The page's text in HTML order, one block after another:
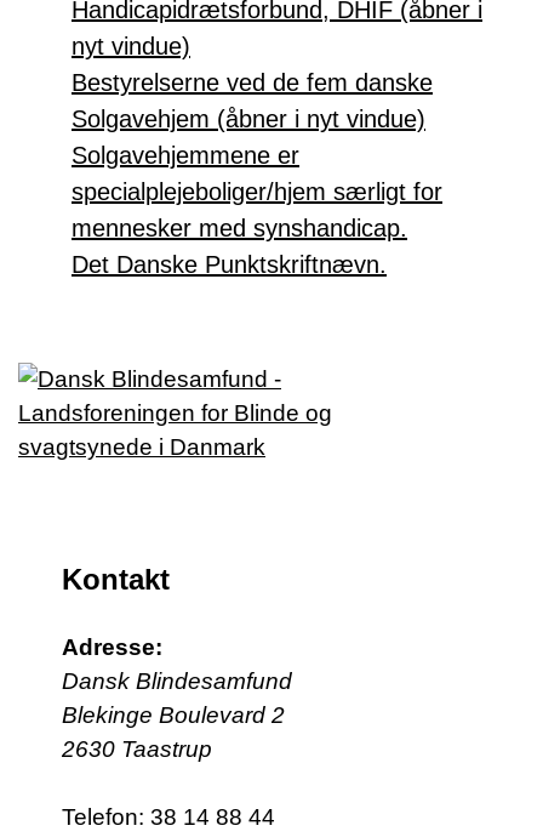
Handicapidrætsforbund, DHIF (åbner i
nyt vindue)
Bestyrelserne ved de fem danske
Solgavehjem (åbner i nyt vindue)
Solgavehjemmene er
specialplejeboliger/hjem særligt for
mennesker med synshandicap.
Det Danske Punktskriftnævn.
Kontakt
Adresse:
Dansk Blindesamfund
Blekinge Boulevard 2
2630 Taastrup
Telefon: 38 14 88 44